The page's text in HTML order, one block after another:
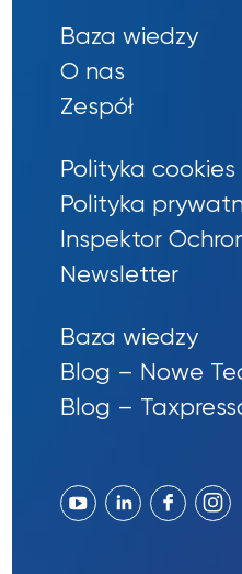
Baza wiedzy
O nas
Zespół
Polityka cookies
Polityka
Inspektor
Newsletter
Baza wiedzy
Blog – Nowe
Blog –